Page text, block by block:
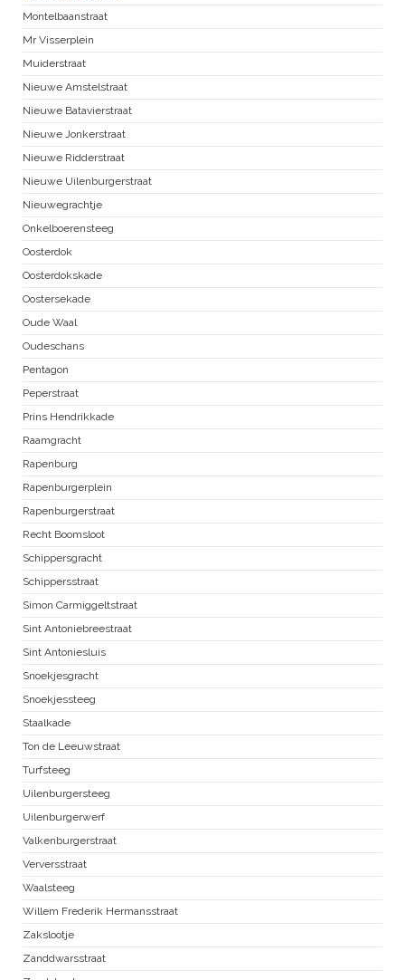
Montelbaanstraat
Mr Visserplein
Muiderstraat
Nieuwe Amstelstraat
Nieuwe Batavierstraat
Nieuwe Jonkerstraat
Nieuwe Ridderstraat
Nieuwe Uilenburgerstraat
Nieuwegrachtje
Onkelboerensteeg
Oosterdok
Oosterdokskade
Oostersekade
Oude Waal
Oudeschans
Pentagon
Peperstraat
Prins Hendrikkade
Raamgracht
Rapenburg
Rapenburgerplein
Rapenburgerstraat
Recht Boomsloot
Schippersgracht
Schippersstraat
Simon Carmiggeltstraat
Sint Antoniebreestraat
Sint Antoniesluis
Snoekjesgracht
Snoekjessteeg
Staalkade
Ton de Leeuwstraat
Turfsteeg
Uilenburgersteeg
Uilenburgerwerf
Valkenburgerstraat
Verversstraat
Waalsteeg
Willem Frederik Hermansstraat
Zakslootje
Zanddwarsstraat